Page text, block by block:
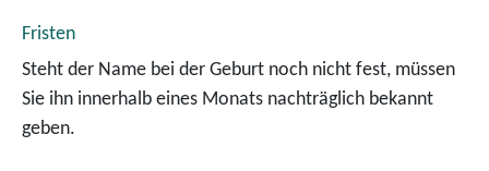
Fristen
Steht der Name bei der Geburt noch nicht fest, müssen
Sie ihn innerhalb eines Monats nachträglich bekannt
geben.